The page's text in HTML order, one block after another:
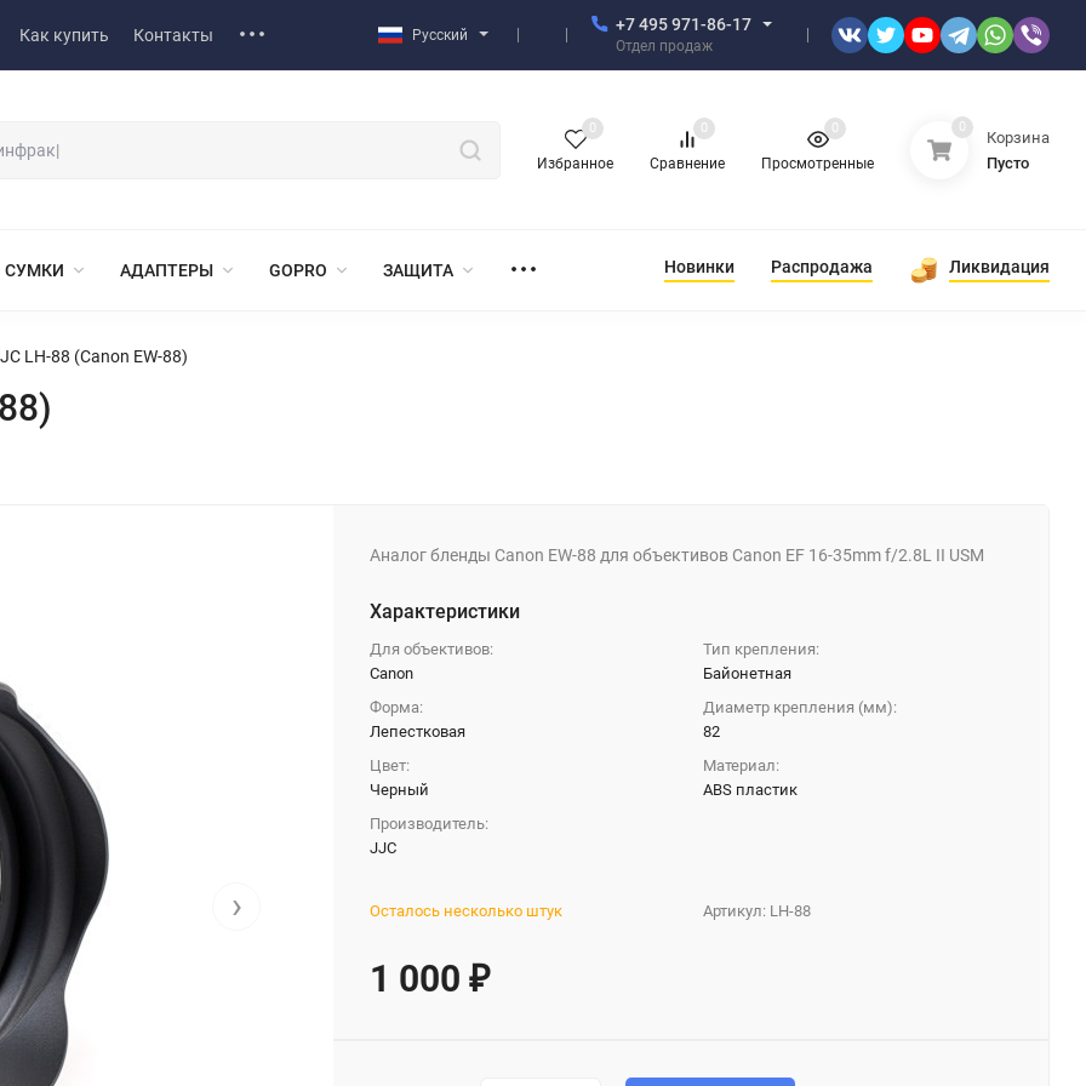
Как купить Контакты Русский
+7 495 971-86-17
Отдел продаж
Избранное
0
Сравнение
0
Просмотренные
0 0
Корзина
Пусто
СУМКИ АДАПТЕРЫ GOPRO ЗАЩИТА Новинки Распродажа Ликвидация
LH-88 (Canon EW-88)
›
Аналог бленды Canon EW-88 для объективов Canon EF 16-35mm f/2.8L II USM
Характеристики
Для объективов:
Canon
Тип крепления:
Байонетная
Форма:
Лепестковая
Диаметр крепления (мм):
82
Цвет:
Черный
Материал:
ABS пластик
Производитель:
JJC
Артикул: LH-88
Осталось несколько штук
1 000₽